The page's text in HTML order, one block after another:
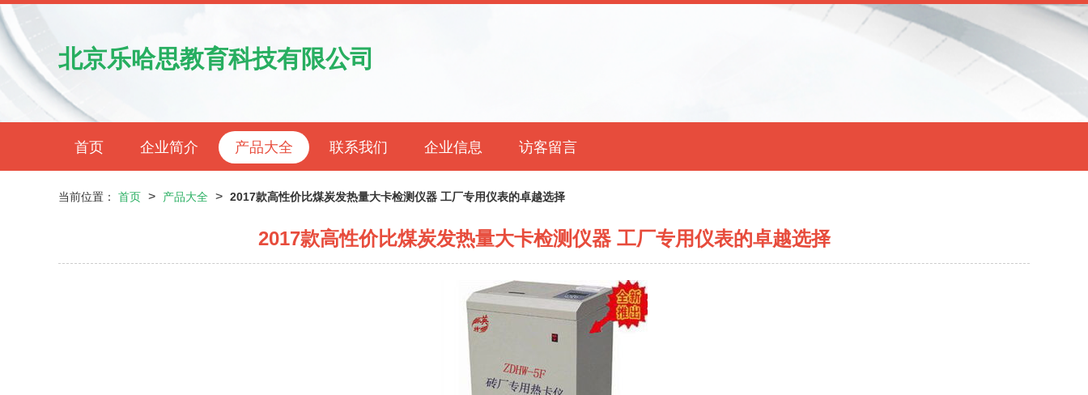
北京乐哈思教育科技有限公司
首页 企业简介 产品大全 联系我们 企业信息 访客留言
当前位置： 首页 > 产品大全 > 2017款高性价比煤炭发热量大卡检测仪器 工厂专用仪表的卓越选择
2017款高性价比煤炭发热量大卡检测仪器 工厂专用仪表的卓越选择